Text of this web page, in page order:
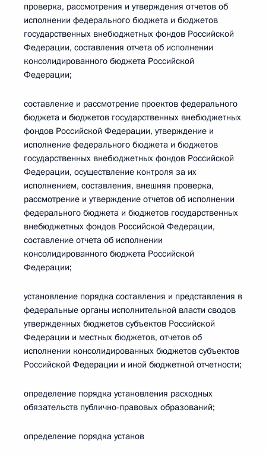
проверка, рассмотрения и утверждения отчетов об
исполнении федерального бюджета и бюджетов
государственных внебюджетных фондов Российской
Федерации, составления отчета об исполнении
консолидированного бюджета Российской
Федерации;
составление и рассмотрение проектов федерального
бюджета и бюджетов государственных внебюджетных
фондов Российской Федерации, утверждение и
исполнение федерального бюджета и бюджетов
государственных внебюджетных фондов Российской
Федерации, осуществление контроля за их
исполнением, составления, внешняя проверка,
рассмотрение и утверждение отчетов об исполнении
федерального бюджета и бюджетов государственных
внебюджетных фондов Российской Федерации,
составление отчета об исполнении
консолидированного бюджета Российской
Федерации;
установление порядка составления и представления в
федеральные органы исполнительной власти сводов
утвержденных бюджетов субъектов Российской
Федерации и местных бюджетов, отчетов об
исполнении консолидированных бюджетов субъектов
Российской Федерации и иной бюджетной отчетности;
определение порядка установления расходных
обязательств публично-правовых образований;
определение порядка установ